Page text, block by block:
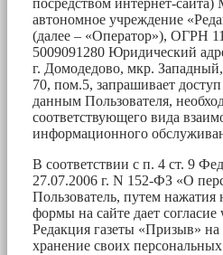
посредством интернет-
автономное учреждение
(далее – «Оператор»), ОГРН
5009091280 Юридический
г. Домодедово, мкр.
70, пом.5, запрашивает
данным Пользователя,
соответствующего вида
информационного
В соответствии с п. 4 ст. 9
27.07.2006 г. N 152-ФЗ «О
Пользователь, путем нажатия
формы на сайте дает
Редакция газеты «Призыв» на
хранение своих